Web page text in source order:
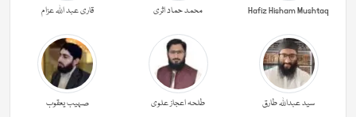
Hafiz Hisham Mushtaq محمد حماد اثری قاری عبد اللہ عزام
سید عبداللہ طارق طلحہ اعجاز علوی صہیب یعقوب